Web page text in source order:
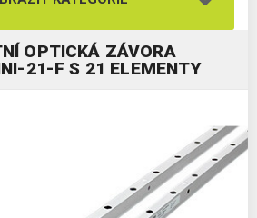
OPTICKÁ ZÁVORA
21-F S 21 ELEMENTY